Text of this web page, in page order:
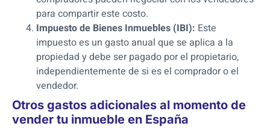
para compartir este costo.
Impuesto de Bienes Inmuebles (IBI): Este
impuesto es un gasto anual que se aplica a la
propiedad y debe ser pagado por el propietario,
independientemente de si es el comprador o el
vendedor.
Otros gastos adicionales al momento de
vender tu inmueble en España